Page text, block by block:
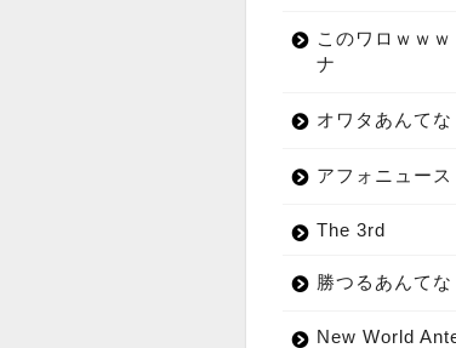
このワロｗｗ
ナ
オワタあんてな
アフォニュース
The 3rd
勝つるあんてな
New World